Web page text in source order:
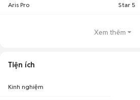
Aris Pro Star 5
Xem thêm
Tiện ích
Kinh nghiệm